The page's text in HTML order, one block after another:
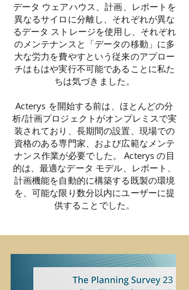
データ ウェアハウス、計画、レポートを
異なるサイロに分離し、それぞれが異な
るデータ ストレージを使用し、それぞれ
のメンテナンスと「データの移動」に多
大な労力を費やすという従来のアプロー
チはもはや実行不可能であることに私た
ちは気づきました。
Acterys を開始する前は、ほとんどの分
析/計画プロジェクトがオンプレミスで実
装されており、長期間の設置、現場での
資格のある専門家、および広範なメンテ
ナンス作業が必要でした。 Acterys の目
的は、最適なデータ モデル、レポート、
計画機能を自動的に構築する既製の環境
を、可能な限り数分以内にユーザーに提
供することでした。